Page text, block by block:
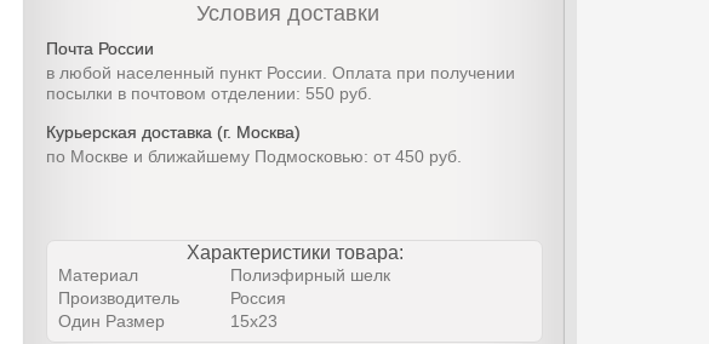
Условия доставки
Почта России
в любой населенный пункт России. Оплата при получении
посылки в почтовом отделении: 550 руб.
Курьерская доставка (г. Москва)
по Москве и ближайшему Подмосковью: от 450 руб.
Характеристики товара:
Материал
Полиэфирный шелк
Производитель
Россия
Один Размер
15х23